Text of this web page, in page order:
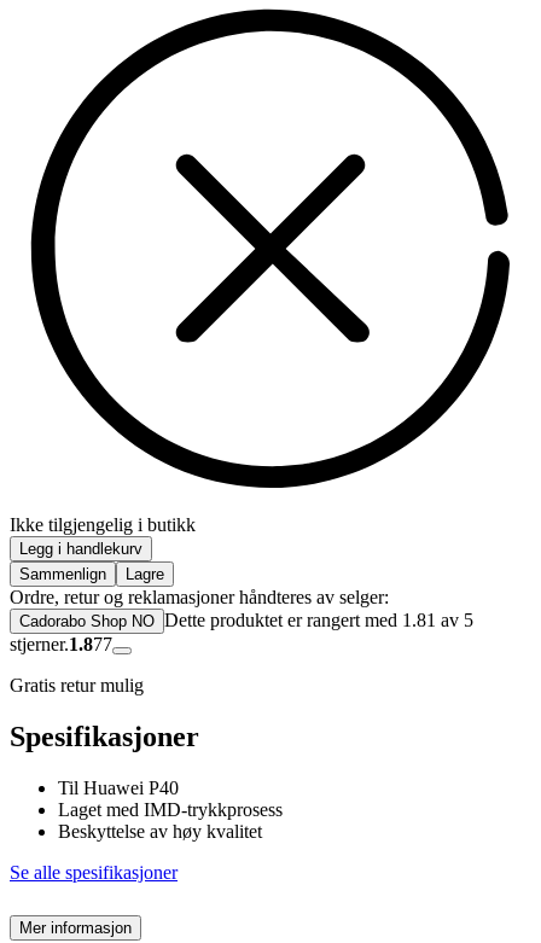
Ikke tilgjengelig i butikk
Legg i handlekurv
Sammenlign
Lagre
Ordre, retur og reklamasjoner håndteres av selger:
Cadorabo Shop NO Dette produktet er rangert med 1.81 av 5
stjerner.1.877
Gratis retur mulig
Spesifikasjoner
Til Huawei P40
Laget med IMD-trykkprosess
Beskyttelse av høy kvalitet
Se alle spesifikasjoner
Mer informasjon